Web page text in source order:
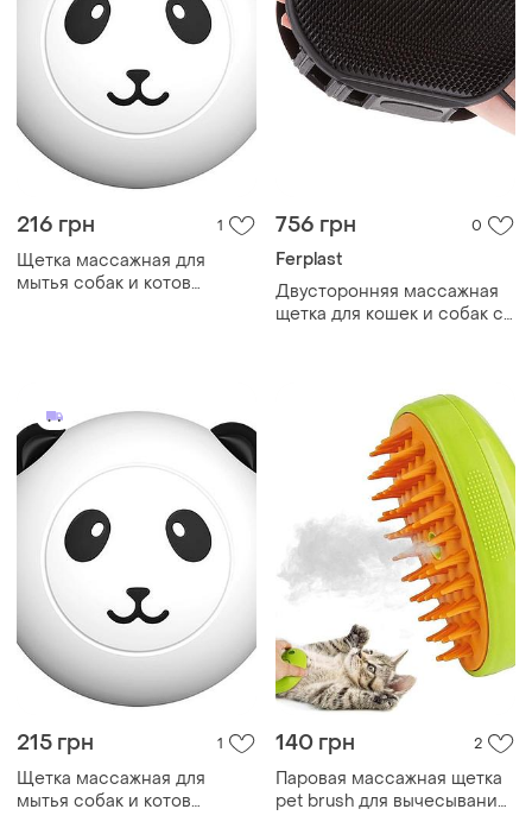
216 грн 1
Щетка массажная для
мытья собак и котов
756 грн 0
Ferplast
Двусторонняя массажная
щетка для кошек и собак с
215 грн 1
Щетка массажная для
мытья собак и котов
140 грн 2
Паровая массажная щетка
pet brush для вычесывания